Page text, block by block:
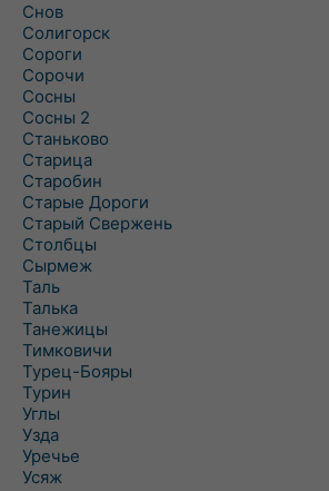
Снов
Солигорск
Сороги
Сорочи
Сосны
Сосны 2
Станьково
Старица
Старобин
Старые Дороги
Старый Свержень
Столбцы
Сырмеж
Таль
Талька
Танежицы
Тимковичи
Турец-Бояры
Турин
Углы
Узда
Уречье
Усяж